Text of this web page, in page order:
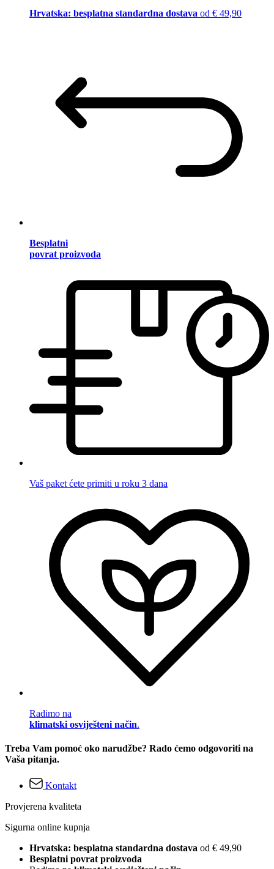
Hrvatska: besplatna standardna dostava od € 49,90
Besplatni
povrat proizvoda
Vaš paket ćete primiti u roku 3 dana
Radimo na
klimatski osviješteni način.
Treba Vam pomoć oko narudžbe? Rado ćemo odgovoriti na
Vaša pitanja.
Kontakt
Provjerena kvaliteta
Sigurna online kupnja
Hrvatska: besplatna standardna dostava od € 49,90
Besplatni povrat proizvoda